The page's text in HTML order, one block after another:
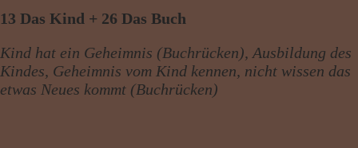
13 Das Kind + 26 Das Buch
Kind hat ein Geheimnis (Buchrücken), Ausbildung des
Kindes, Geheimnis vom Kind kennen, nicht wissen das
etwas Neues kommt (Buchrücken)